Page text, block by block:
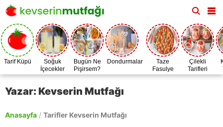
Tarif Küpü
Soğuk
İçecekler
Bugün Ne
Pişirsem?
Dondurmalar
Taze
Fasulye
Zamanı
Çilekli
Tarifleri
Yazar: Kevserin Mutfağı
Anasayfa / Tarifler Kevserin Mutfağı